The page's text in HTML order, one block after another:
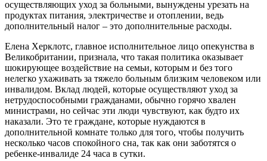
осуществляющих уход за больными, вынуждены урезать на
продуктах питания, электричестве и отоплении, ведь
дополнительный налог – это дополнительные расходы.
Елена Херклотс, главное исполнительное лицо опекунства в
Великобритании, признала, что такая политика оказывает
шокирующее воздействие на семьи, которым и без того
нелегко ухаживать за тяжело больным близким человеком или
инвалидом. Вклад людей, которые осуществляют уход за
нетрудоспособными гражданами, обычно горячо хвален
министрами, но сейчас эти люди чувствуют, как будто их
наказали. Это те граждане, которые нуждаются в
дополнительной комнате только для того, чтобы получить
несколько часов спокойного сна, так как они заботятся о
ребенке-инвалиде 24 часа в сутки.